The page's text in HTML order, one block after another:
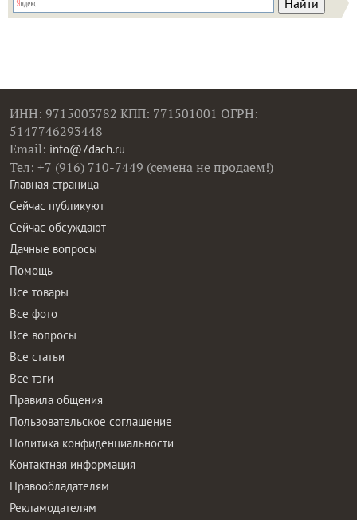
ИНН: 9715003782 КПП: 771501001 ОГРН:
5147746293448
Email: info@7dach.ru
Тел: +7 (916) 710-7449 (семена не продаем!)
Главная страница
Сейчас публикуют
Сейчас обсуждают
Дачные вопросы
Помощь
Все товары
Все фото
Все вопросы
Все статьи
Все тэги
Правила общения
Пользовательское соглашение
Политика конфиденциальности
Контактная информация
Правообладателям
Рекламодателям